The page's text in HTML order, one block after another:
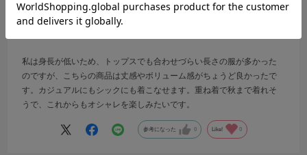
年代:50代 性別:女性 身長:146～150cm 体型:小柄
靴のサイズ:
都道府県:福島県
私は身長が低いため、トップスでも合わせづらい長さの服が多かった
のですが、こちらの商品は丈感やボリューム感がちょうど良かったで
す。カジュアルにもシックにも着こなせます。重ね着で秋まで着れそ
うで、これからもオシャレを楽しみたいです。
参考になった 0 Like! 0